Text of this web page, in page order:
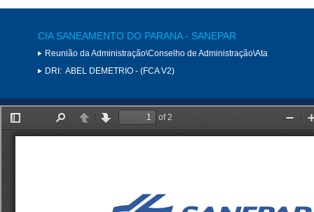
CIA SANEAMENTO DO PARANA - SANEPAR
Reunião da Administração\Conselho de Administração\Ata
DRI: ABEL DEMETRIO - (FCA V2)